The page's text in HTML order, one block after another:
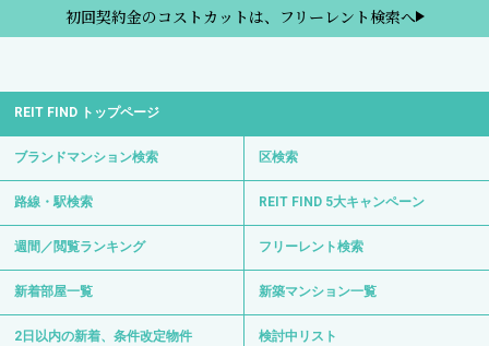
初回契約金のコストカットは、フリーレント検索へ
REIT FIND トップページ
ブランドマンション検索 区検索
路線・駅検索 REIT FIND 5大キャンペーン
週間／閲覧ランキング フリーレント検索
新着部屋一覧 新築マンション一覧
2日以内の新着、条件改定物件 検討中リスト